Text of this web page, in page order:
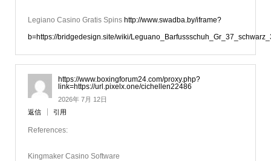
Legiano Casino Gratis Spins http://www.swadba.by/iframe?
b=https://bridgedesign.site/wiki/
https://www.boxingforum24.com/proxy.php?
link=https://url.pixelx.one/cichellen22486
2026年 7月 12日
返信
引用
References:
Kingmaker Casino Software